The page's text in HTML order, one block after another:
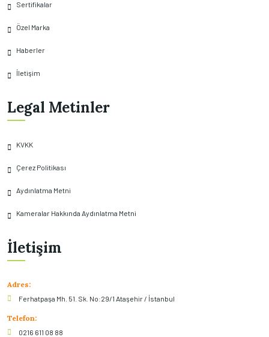
Sertifikalar
Özel Marka
Haberler
İletişim
Legal Metinler
KVKK
Çerez Politikası
Aydınlatma Metni
Kameralar Hakkında Aydınlatma Metni
İletişim
Adres:
Ferhatpaşa Mh. 51. Sk. No:29/1 Ataşehir / İstanbul
Telefon:
0216 611 08 88